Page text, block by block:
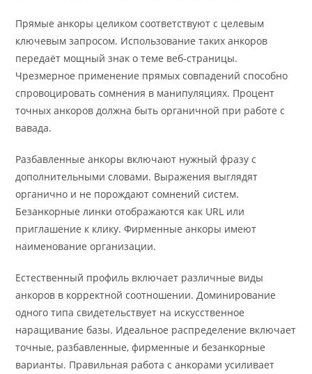
Прямые анкоры целиком соответствуют с целевым
ключевым запросом. Использование таких анкоров
передаёт мощный знак о теме веб-страницы.
Чрезмерное применение прямых совпадений способно
спровоцировать сомнения в манипуляциях. Процент
точных анкоров должна быть органичной при работе с
вавада.
Разбавленные анкоры включают нужный фразу с
дополнительными словами. Выражения выглядят
органично и не порождают сомнений систем.
Безанкорные линки отображаются как URL или
приглашение к клику. Фирменные анкоры имеют
наименование организации.
Естественный профиль включает различные виды
анкоров в корректной соотношении. Доминирование
одного типа свидетельствует на искусственное
наращивание базы. Идеальное распределение включает
точные, разбавленные, фирменные и безанкорные
варианты. Правильная работа с анкорами усиливает